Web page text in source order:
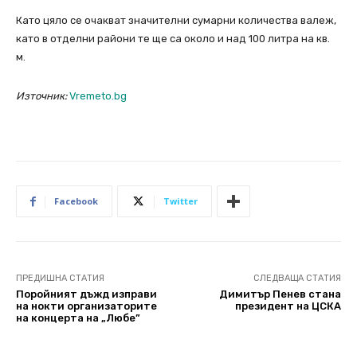
Като цяло се очакват значителни сумарни количества валеж,
като в отделни райони те ще са около и над 100 литра на кв.
м.
Източник: Vremeto.bg
Facebook Twitter
ПРЕДИШНА СТАТИЯ
Поройният дъжд изправи
на нокти организаторите
на концерта на „Любе”
СЛЕДВАЩА СТАТИЯ
Димитър Пенев стана
президент на ЦСКА